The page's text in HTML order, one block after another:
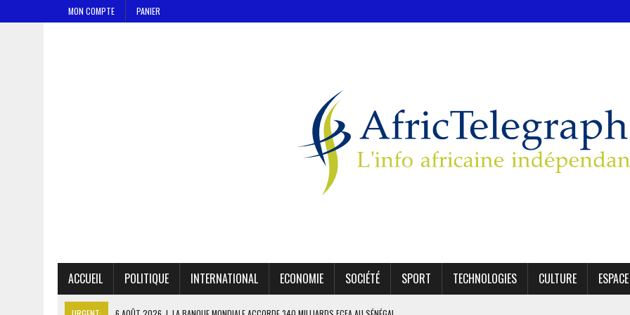
MON COMPTE PANIER
ACCUEIL POLITIQUE INTERNATIONAL ECONOMIE SOCIÉTÉ SPORT TECHNOLOGIES CULTURE